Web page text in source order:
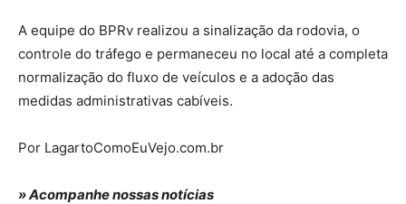
A equipe do BPRv realizou a sinalização da rodovia, o
controle do tráfego e permaneceu no local até a completa
normalização do fluxo de veículos e a adoção das
medidas administrativas cabíveis.
Por LagartoComoEuVejo.com.br
» Acompanhe nossas notícias